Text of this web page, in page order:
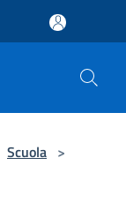
Scuola >